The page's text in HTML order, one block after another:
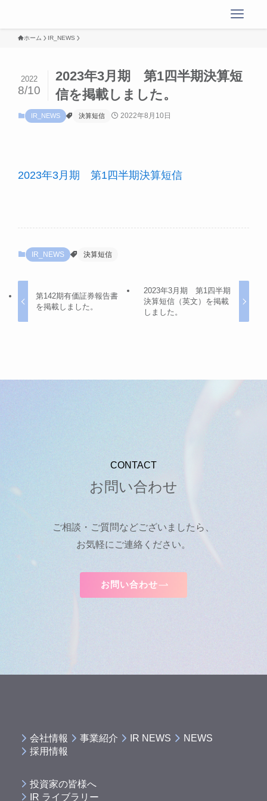
ホーム IR_NEWS
2023年3月期 第1四半期決算短
信を掲載しました。
2022
8/10
IR_NEWS 決算短信 2022年8月10日
2023年3月期 第1四半期決算短信
IR_NEWS 決算短信
第142期有価証券報告書
を掲載しました。
2023年3月期 第1四半期
決算短信（英文）を掲載
しました。
CONTACT
お問い合わせ
ご相談・ご質問などございましたら、
お気軽にご連絡ください。
お問い合わせ
会社情報 事業紹介 IR NEWS
NEWS
採用情報
投資家の皆様へ
IR ライブラリー